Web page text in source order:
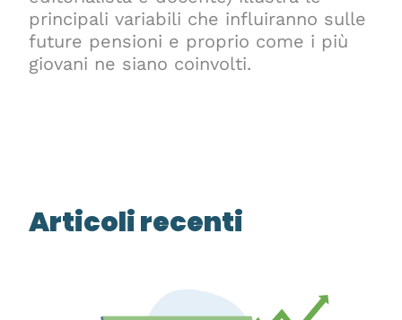
principali variabili che influiranno sulle
future pensioni e proprio come i più
giovani ne siano coinvolti.
Articoli recenti